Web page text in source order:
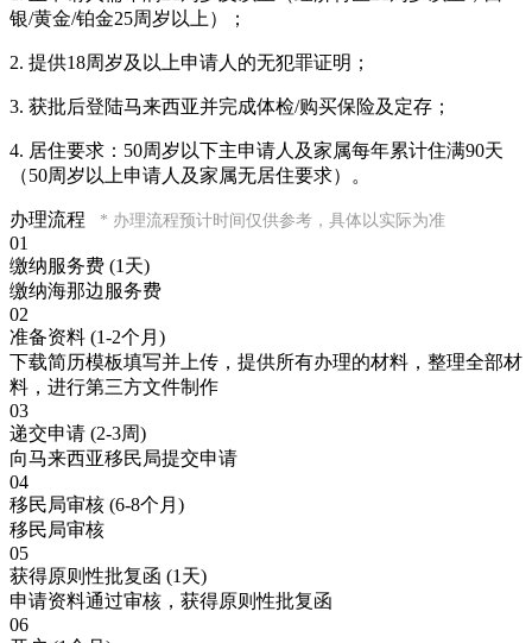
银/黄金/铂金25周岁以上）；
2. 提供18周岁及以上申请人的无犯罪证明；
3. 获批后登陆马来西亚并完成体检/购买保险及定存；
4. 居住要求：50周岁以下主申请人及家属每年累计住满90天
（50周岁以上申请人及家属无居住要求）。
办理流程 * 办理流程预计时间仅供参考，具体以实际为准
01
缴纳服务费 (1天)
缴纳海那边服务费
02
准备资料 (1-2个月)
下载简历模板填写并上传，提供所有办理的材料，整理全部材
料，进行第三方文件制作
03
递交申请 (2-3周)
向马来西亚移民局提交申请
04
移民局审核 (6-8个月)
移民局审核
05
获得原则性批复函 (1天)
申请资料通过审核，获得原则性批复函
06